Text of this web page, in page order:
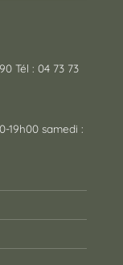
Tél : 04 73 73
19h00 samedi :